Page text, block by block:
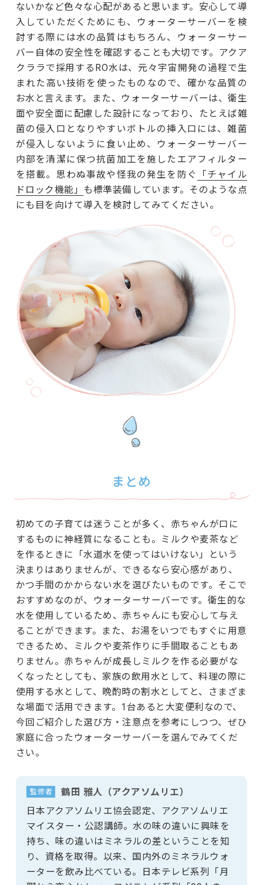
ないかなど色々な心配があると思います。安心して導
入していただくためにも、ウォーターサーバーを検
討する際には水の品質はもちろん、ウォーターサー
バー自体の安全性を確認することも大切です。アクア
クララで採用するRO水は、元々宇宙開発の過程で生
まれた高い技術を使ったものなので、確かな品質の
お水と言えます。また、ウォーターサーバーは、衛生
面や安全面に配慮した設計になっており、たとえば雑
菌の侵入口となりやすいボトルの挿入口には、雑菌
が侵入しないように食い止め、ウォーターサーバー
内部を清潔に保つ抗菌加工を施したエアフィルター
を搭載。思わぬ事故や怪我の発生を防ぐ
「チャイル
ドロック機能」 も標準装備しています。そのような点
にも目を向けて導入を検討してみてください。
まとめ
初めての子育ては迷うことが多く、赤ちゃんが口に
するものに神経質になることも。ミルクや麦茶など
を作るときに「水道水を使ってはいけない」という
決まりはありませんが、できるなら安心感があり、
かつ手間のかからない水を選びたいものです。そこで
おすすめなのが、ウォーターサーバーです。衛生的な
水を使用しているため、赤ちゃんにも安心して与え
ることができます。また、お湯をいつでもすぐに用意
できるため、ミルクや麦茶作りに手間取ることもあ
りません。赤ちゃんが成長しミルクを作る必要がな
くなったとしても、家族の飲用水として、料理の際に
使用する水として、晩酌時の割水としてと、さまざま
な場面で活用できます。1台あると大変便利なので、
今回ご紹介した選び方・注意点を参考にしつつ、ぜひ
家庭に合ったウォーターサーバーを選んでみてくだ
さい。
監修者
鶴田 雅人（アクアソムリエ）
日本アクアソムリエ協会認定、アクアソムリエ
マイスター・公認講師。水の味の違いに興味を
持ち、味の違いはミネラルの差ということを知
り、資格を取得。以来、国内外のミネラルウォ
ーターを飲み比べている。日本テレビ系列「月